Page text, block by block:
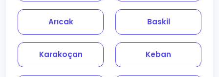
Arıcak Baskil
Karakoçan Keban